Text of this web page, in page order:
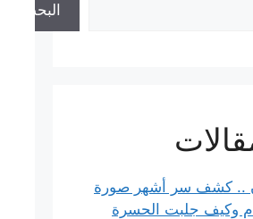
البحث
.. كشف سر أشهر صورة
وكيف جلبت الحسرة